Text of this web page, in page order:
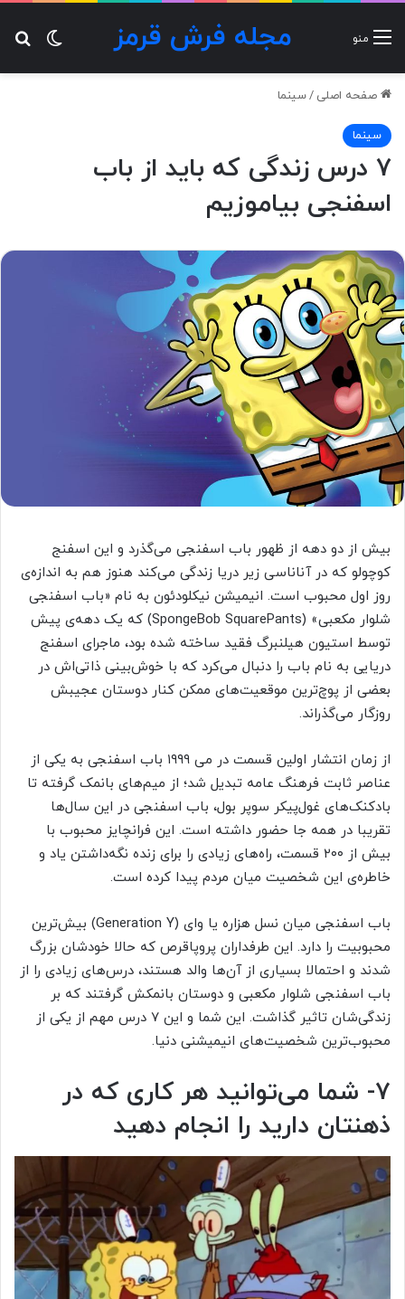
مجله فرش قرمز منو
صفحه اصلی /سینما
سینما
۷ درس زندگی که باید از باب
اسفنجی بیاموزیم
بیش از دو دهه از ظهور باب اسفنجی می‌گذرد و این اسفنج
کوچولو که در آناناسی زیر دریا زندگی می‌کند هنوز هم به اندازه‌ی
روز اول محبوب است. انیمیشن نیکلودئون به نام «باب اسفنجی
شلوار مکعبی» (SpongeBob SquarePants) که یک دهه‌ی پیش
توسط استیون هیلنبرگ فقید ساخته شده بود، ماجرای اسفنج
دریایی به نام باب را دنبال می‌کرد که با خوش‌بینی ذاتی‌اش در
بعضی از پوچ‌ترین موقعیت‌های ممکن کنار دوستان عجیبش
روزگار می‌گذراند.
از زمان انتشار اولین قسمت در می ۱۹۹۹ باب اسفنجی به یکی از
عناصر ثابت فرهنگ ‌عامه تبدیل شد؛ از میم‌های بانمک گرفته تا
بادکنک‌های غول‌پیکر سوپر بول، باب اسفنجی در این سال‌ها
تقریبا در همه جا حضور داشته است. این فرانچایز محبوب با
بیش از ۲۰۰ قسمت، راه‌های زیادی را برای زنده نگه‌داشتن یاد و
خاطره‌ی این شخصیت میان مردم پیدا کرده است.
باب اسفنجی میان نسل هزاره یا وای (Generation Y) بیش‌ترین
محبوبیت را دارد. این طرفداران پروپاقرص که حالا خودشان بزرگ
شدند و احتمالا بسیاری از آن‌ها والد هستند، درس‌های زیادی را از
باب اسفنجی شلوار مکعبی و دوستان بانمکش گرفتند که بر
زندگی‌شان تاثیر گذاشت. این شما و این ۷ درس مهم از یکی از
محبوب‌ترین شخصیت‌های انیمیشنی دنیا.
۷- شما می‌توانید هر کاری که در
ذهنتان دارید را انجام دهید